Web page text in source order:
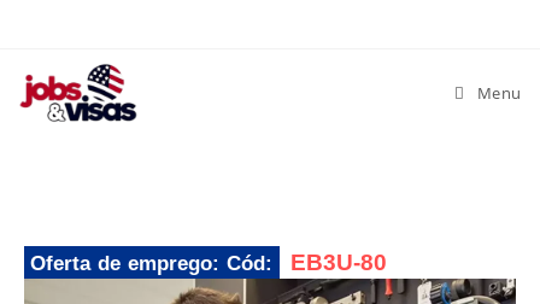
Menu
Oferta de emprego: Cód: EB3U-80